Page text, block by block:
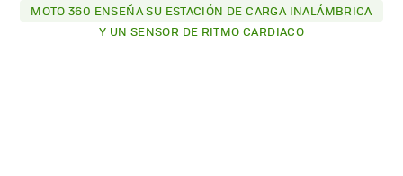
MOTO 360 ENSEÑA SU ESTACIÓN DE CARGA INALÁMBRICA
Y UN SENSOR DE RITMO CARDIACO